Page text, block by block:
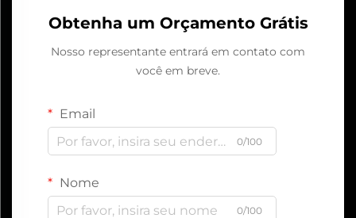
Obtenha um Orçamento Grátis
Nosso representante entrará em contato com
você em breve.
Email
0/100
Nome
0/100